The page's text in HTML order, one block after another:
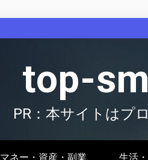
top-
PR：本サイトはプ
マネー・資産・副業 生活